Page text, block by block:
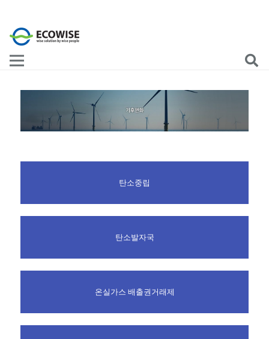
탄소중립
탄소발자국
온실가스 배출권거래제